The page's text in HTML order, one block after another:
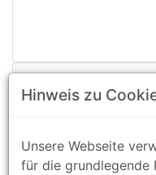
AUSSTATTUNG
Hinweis zu
Unsere Webseite
für die grundlegende